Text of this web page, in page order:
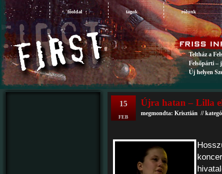
főoldal tagok rólunk
Teltház a
Felsőpárti –
Új helyen
15
FEB
Újra hatan – Lilla
megmondta: Krisztián //